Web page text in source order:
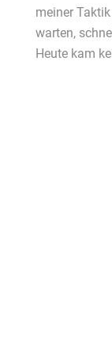
meiner
warten,
Heute kam